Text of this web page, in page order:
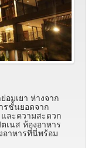
อมเยา ห่างจาก
รชั้นยอดจาก
ละความสะดวก
เนส ห้องอาหาร
อาหารที่นี่พร้อม